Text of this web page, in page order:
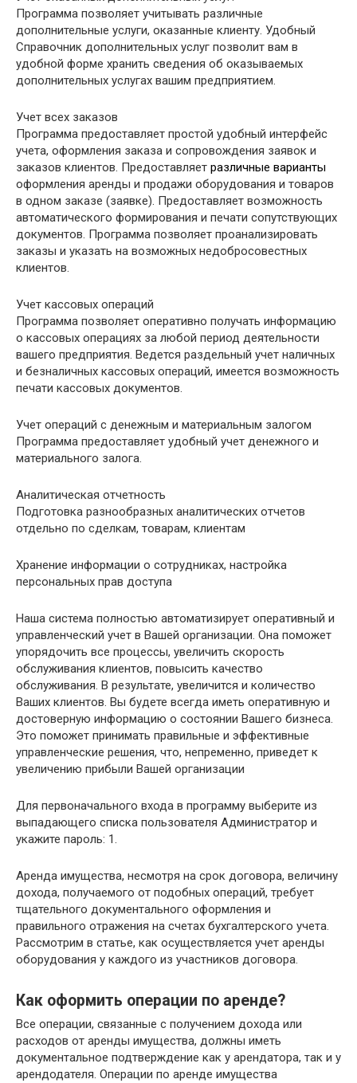
Программа позволяет учитывать различные
дополнительные услуги, оказанные клиенту. Удобный
Справочник дополнительных услуг позволит вам в
удобной форме хранить сведения об оказываемых
дополнительных услугах вашим предприятием.
Учет всех заказов
Программа предоставляет простой удобный интерфейс
учета, оформления заказа и сопровождения заявок и
заказов клиентов. Предоставляет различные варианты
оформления аренды и продажи оборудования и товаров
в одном заказе (заявке). Предоставляет возможность
автоматического формирования и печати сопутствующих
документов. Программа позволяет проанализировать
заказы и указать на возможных недобросовестных
клиентов.
Учет кассовых операций
Программа позволяет оперативно получать информацию
о кассовых операциях за любой период деятельности
вашего предприятия. Ведется раздельный учет наличных
и безналичных кассовых операций, имеется возможность
печати кассовых документов.
Учет операций с денежным и материальным залогом
Программа предоставляет удобный учет денежного и
материального залога.
Аналитическая отчетность
Подготовка разнообразных аналитических отчетов
отдельно по сделкам, товарам, клиентам
Хранение информации о сотрудниках, настройка
персональных прав доступа
Наша система полностью автоматизирует оперативный и
управленческий учет в Вашей организации. Она поможет
упорядочить все процессы, увеличить скорость
обслуживания клиентов, повысить качество
обслуживания. В результате, увеличится и количество
Ваших клиентов. Вы будете всегда иметь оперативную и
достоверную информацию о состоянии Вашего бизнеса.
Это поможет принимать правильные и эффективные
управленческие решения, что, непременно, приведет к
увеличению прибыли Вашей организации
Для первоначального входа в программу выберите из
выпадающего списка пользователя Администратор и
укажите пароль: 1.
Аренда имущества, несмотря на срок договора, величину
дохода, получаемого от подобных операций, требует
тщательного документального оформления и
правильного отражения на счетах бухгалтерского учета.
Рассмотрим в статье, как осуществляется учет аренды
оборудования у каждого из участников договора.
Как оформить операции по аренде?
Все операции, связанные с получением дохода или
расходов от аренды имущества, должны иметь
документальное подтверждение как у арендатора, так и у
арендодателя. Операции по аренде имущества